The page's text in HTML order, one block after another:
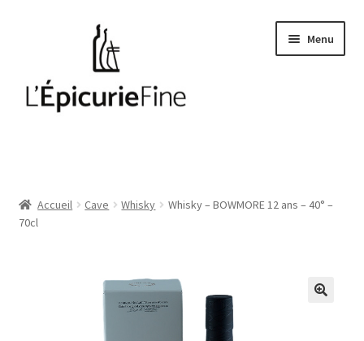
navigation
Menu
Huiles et vinaigres
Accueil Cave Whisky
Whisky – BOWMORE 12 ans – 40° –
70cl